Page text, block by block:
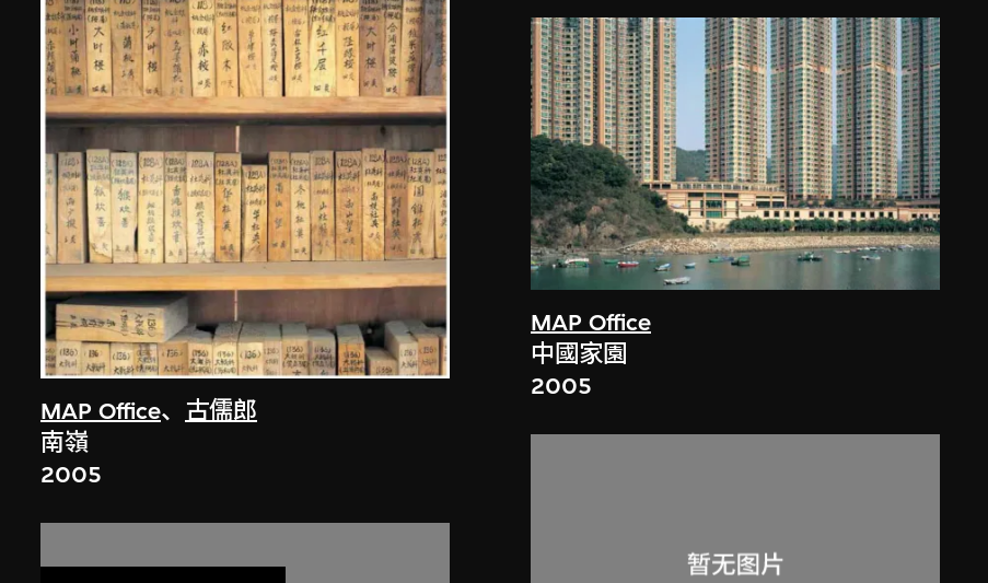
MAP Office、 古儒郎
南嶺
2005
MAP Office
中國家園
2005